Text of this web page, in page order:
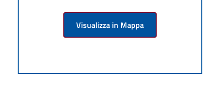
Visualizza in Mappa